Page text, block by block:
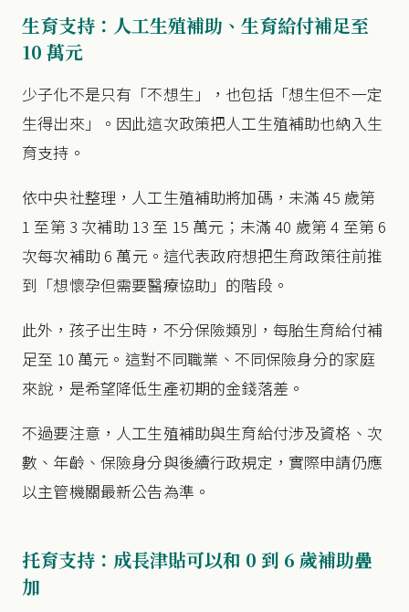
生育支持：人工生殖補助、生育給付補足至
10 萬元
少子化不是只有「不想生」，也包括「想生但不一定
生得出來」。因此這次政策把人工生殖補助也納入生
育支持。
依中央社整理，人工生殖補助將加碼，未滿 45 歲第
1 至第 3 次補助 13 至 15 萬元；未滿 40 歲第 4 至第 6
次每次補助 6 萬元。這代表政府想把生育政策往前推
到「想懷孕但需要醫療協助」的階段。
此外，孩子出生時，不分保險類別，每胎生育給付補
足至 10 萬元。這對不同職業、不同保險身分的家庭
來說，是希望降低生產初期的金錢落差。
不過要注意，人工生殖補助與生育給付涉及資格、次
數、年齡、保險身分與後續行政規定，實際申請仍應
以主管機關最新公告為準。
托育支持：成長津貼可以和 0 到 6 歲補助疊
加